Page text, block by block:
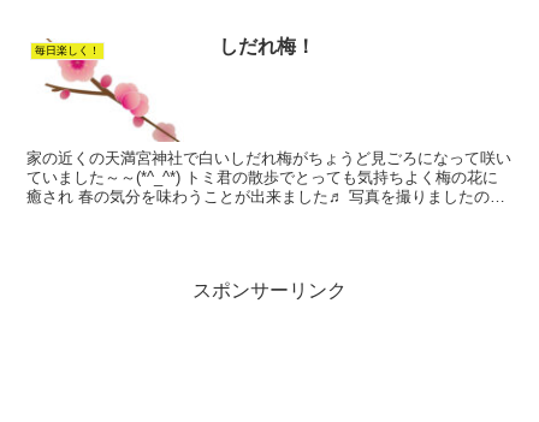
毎日楽しく！ しだれ梅！
家の近くの天満宮神社で白いしだれ梅がちょうど見ごろになって咲い
ていました～～(*^_^*) トミ君の散歩でとっても気持ちよく梅の花に
癒され 春の気分を味わうことが出来ました♬ 写真を撮りましたので
スポンサーリンク